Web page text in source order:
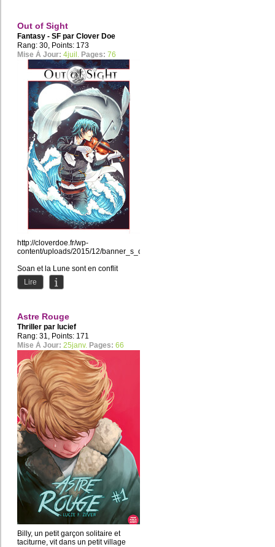
Out of Sight
Fantasy - SF par Clover Doe
Rang: 30, Points: 173
Mise À Jour: 4juil. Pages: 76
http://cloverdoe.fr/wp-
content/uploads/2015/12/banner_s_oos.jpg
Soan et la Lune sont en conflit
depuis que l'Enfant de cette...
Lire
Astre Rouge
Thriller par lucief
Rang: 31, Points: 171
Mise À Jour: 25janv. Pages: 66
Billy, un petit garçon solitaire et
taciturne, vit dans un petit village